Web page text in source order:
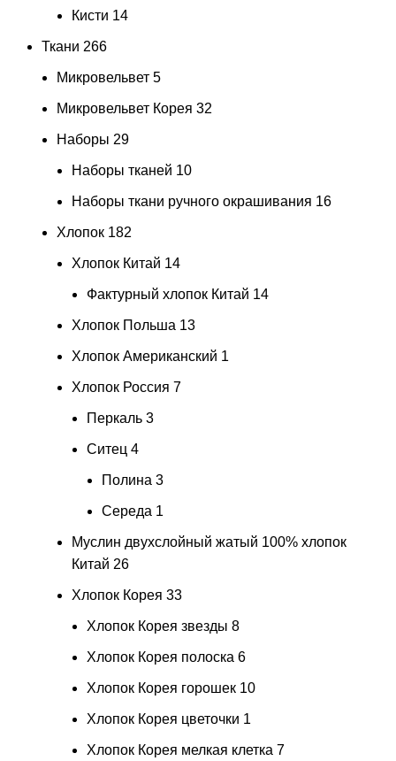
Кисти 14
Ткани 266
Микровельвет 5
Микровельвет Корея 32
Наборы 29
Наборы тканей 10
Наборы ткани ручного окрашивания 16
Хлопок 182
Хлопок Китай 14
Фактурный хлопок Китай 14
Хлопок Польша 13
Хлопок Американский 1
Хлопок Россия 7
Перкаль 3
Ситец 4
Полина 3
Середа 1
Муслин двухслойный жатый 100% хлопок
Китай 26
Хлопок Корея 33
Хлопок Корея звезды 8
Хлопок Корея полоска 6
Хлопок Корея горошек 10
Хлопок Корея цветочки 1
Хлопок Корея мелкая клетка 7